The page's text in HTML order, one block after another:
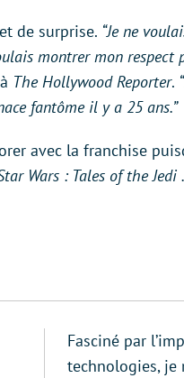
de surprise. “Je ne
montrer mon respect
The Hollywood Reporter.
fantôme il y a 25 ans.”
avec la franchise
Wars : Tales of the Jedi .
Fasciné par
technologies, je